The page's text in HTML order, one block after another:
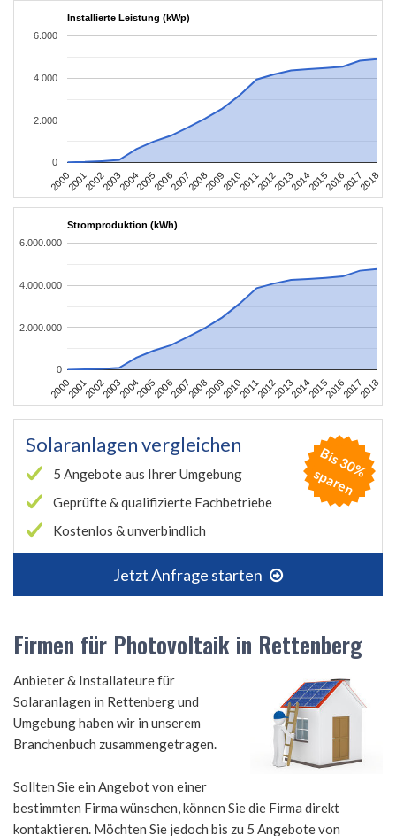
Installierte Leistung (kWp)
2000200120022003200420052006200720082009201020112012201320142015201620172018
0
2.000
4.000
6.000
Stromproduktion (kWh)
2000200120022003200420052006200720082009201020112012201320142015201620172018
0
2.000.000
4.000.000
6.000.000
Solaranlagen vergleichen
5 Angebote aus Ihrer Umgebung
Geprüfte & qualifizierte Fachbetriebe
Kostenlos & unverbindlich
Jetzt Anfrage starten
B
is
3
0
%
s
p
a
r
e
n
Firmen für Photovoltaik in Rettenberg
Anbieter & Installateure für
Solaranlagen in Rettenberg und
Umgebung haben wir in unserem
Branchenbuch zusammengetragen.
Sollten Sie ein Angebot von einer
bestimmten Firma wünschen, können Sie die Firma direkt
kontaktieren. Möchten Sie jedoch bis zu 5 Angebote von